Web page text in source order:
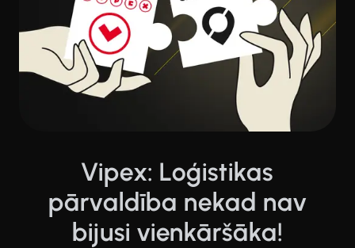
Vipex: Loģistikas
pārvaldība nekad nav
bijusi vienkāršāka!